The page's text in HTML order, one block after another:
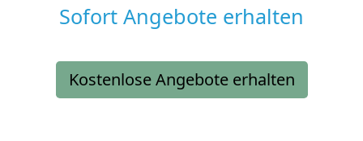
Sofort Angebote erhalten
Kostenlose Angebote erhalten